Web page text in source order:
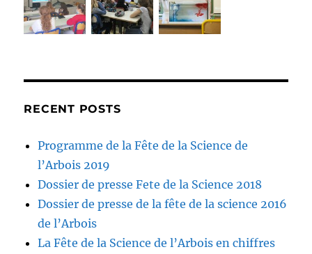
RECENT POSTS
Programme de la Fête de la Science de
l’Arbois 2019
Dossier de presse Fete de la Science 2018
Dossier de presse de la fête de la science 2016
de l’Arbois
La Fête de la Science de l’Arbois en chiffres